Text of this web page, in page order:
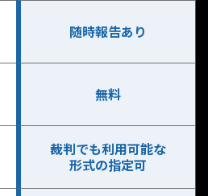
随時報告あり
無料
裁判でも利用可能な
形式の指定可